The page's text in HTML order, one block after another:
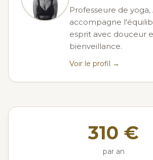
Professeure de
accompagne
esprit avec douceur
bienveillance.
Voir le profil →
310 €
par an